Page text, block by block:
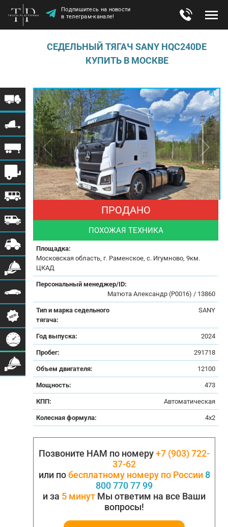
Подпишитесь на новости
в телеграм-канале!
СЕДЕЛЬНЫЙ ТЯГАЧ SANY HQC240DE
КУПИТЬ В МОСКВЕ
ПРОДАНО
ПОХОЖАЯ ТЕХНИКА
Площадка:
Московская область, г. Раменское, с. Игумново, 9км.
ЦКАД
Персональный менеджер/ID:
Матюта Александр (Р0016) / 13860
Тип и марка седельного
тягача:
SANY
Год выпуска: 2024
Пробег: 291718
Объем двигателя: 12100
Мощность: 473
КПП: Автоматическая
Колесная формула: 4x2
Позвоните НАМ по номеру+7 (903) 722-
37-62
или побесплатному номеру по России 8
800 770 77 99
и за 5 минут Мы ответим на все Ваши
вопросы!